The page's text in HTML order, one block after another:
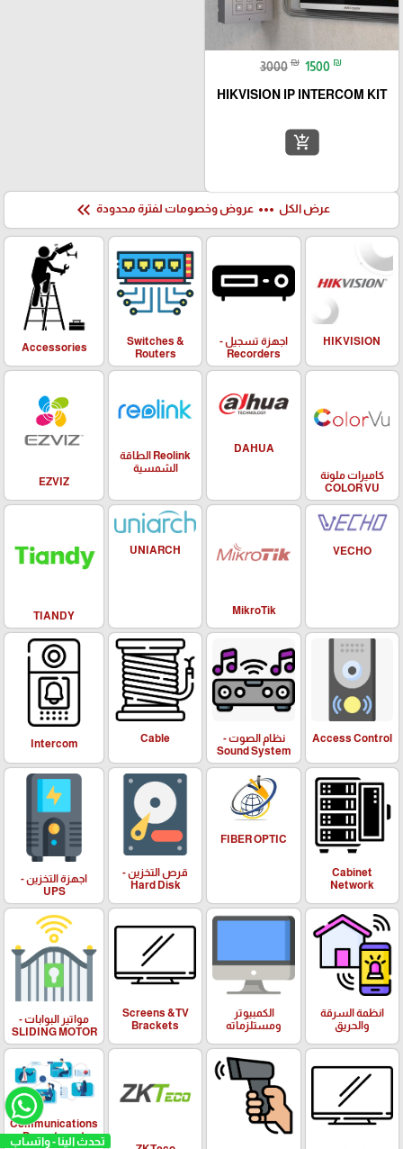
تحدث الينا - واتساب
3000 ₪ 1500 ₪
HIKVISION IP INTERCOM KIT
add_shopping_cart
عرض الكل more_horiz عروض وخصومات لفترة محدودة keyboard_double_arrow_left
HIKVISION
اجهزة تسجيل -
Recorders
Switches &
Routers
Accessories
كاميرات ملونة
COLOR VU
DAHUA
Reolink الطاقة
الشمسية
EZVIZ
VECHO
MikroTik
UNIARCH
TIANDY
Access Control
نظام الصوت -
Sound System
Cable
Intercom
Cabinet
Network
FIBER OPTIC
قرص التخزين -
Hard Disk
اجهزة التخزين -
UPS
انظمة السرقة
والحريق
الكمبيوتر
ومستلزماته
Screens &TV
Brackets
مواتير البوابات -
SLIDING MOTOR
Communications
Department